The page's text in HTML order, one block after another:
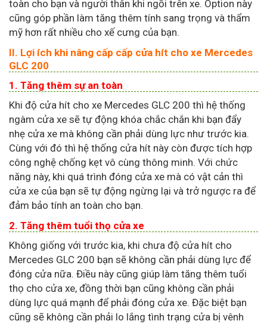
toàn cho bạn và người thân khi ngồi trên xe. Option này
cũng góp phần làm tăng thêm tính sang trọng và thẩm
mỹ hơn rất nhiều cho xế cưng của bạn.
II. Lợi ích khi nâng cấp cấp cửa hít cho xe Mercedes
GLC 200
1. Tăng thêm sự an toàn
Khi độ cửa hít cho xe Mercedes GLC 200 thì hệ thống
ngàm cửa xe sẽ tự động khóa chắc chắn khi bạn đẩy
nhẹ cửa xe mà không cần phải dùng lực như trước kia.
Cùng với đó thì hệ thống cửa hít này còn được tích hợp
công nghệ chống kẹt vô cùng thông minh. Với chức
năng này, khi quá trình đóng cửa xe mà có vật cản thì
cửa xe của bạn sẽ tự động ngừng lại và trở ngược ra để
đảm bảo tính an toàn cho bạn.
2. Tăng thêm tuổi thọ cửa xe
Không giống với trước kia, khi chưa độ cửa hít cho
Mercedes GLC 200 bạn sẽ không cần phải dùng lực để
đóng cửa nữa. Điều này cũng giúp làm tăng thêm tuổi
thọ cho cửa xe, đồng thời bạn cũng không cần phải
dùng lực quá mạnh để phải đóng cửa xe. Đặc biệt bạn
cũng sẽ không cần phải lo lắng tình trạng cửa bị vênh